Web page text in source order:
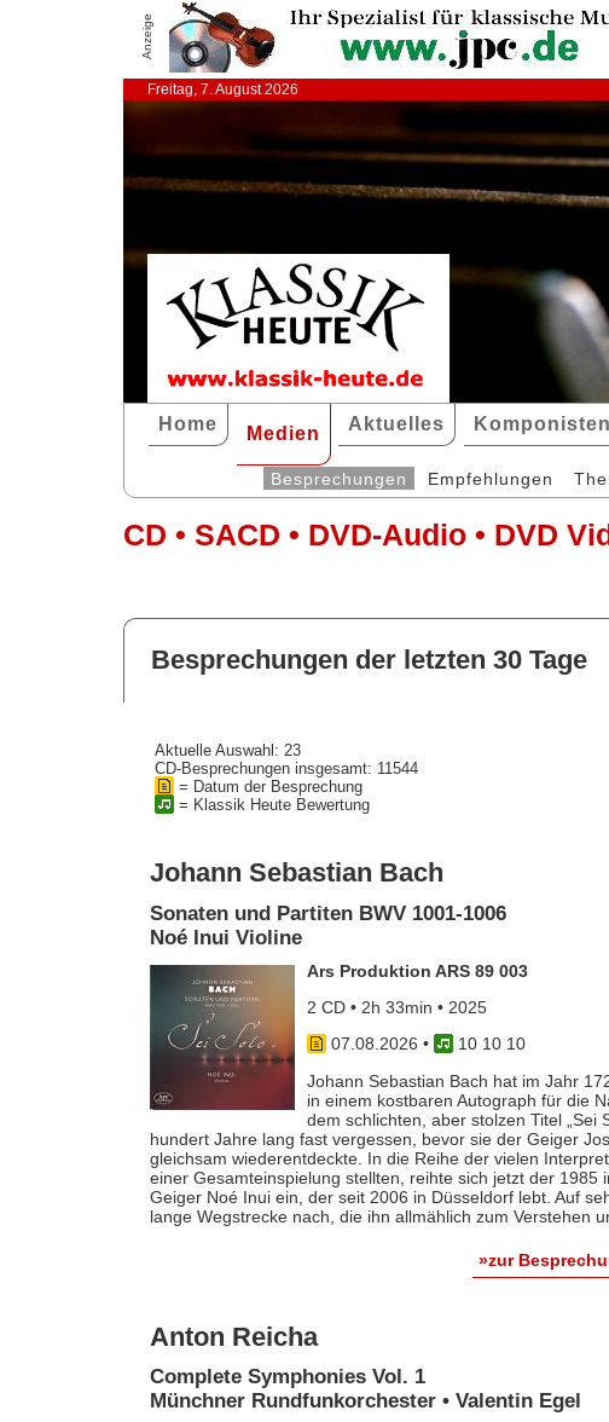
Anzeige
Freitag, 7. August 2026
Home Medien Aktuelles Komponisten
Besprechungen Empfehlungen
CD • SACD • DVD-Audio • DVD
Besprechungen der letzten 30 Tage
Aktuelle Auswahl: 23
CD-Besprechungen insgesamt: 11544
= Datum der Besprechung
= Klassik Heute Bewertung
Johann Sebastian Bach
Sonaten und Partiten BWV 1001-1006
Noé Inui Violine
Ars Produktion ARS 89 003
2 CD • 2h 33min • 2025
07.08.2026 •
10 10 10
Johann Sebastian Bach hat im Jahr
in einem kostbaren Autograph für die
dem schlichten, aber stolzen Titel „Sei
hundert Jahre lang fast vergessen, bevor sie der Geiger
gleichsam wiederentdeckte. In die Reihe der vielen
einer Gesamteinspielung stellten, reihte sich jetzt der 1985
Geiger Noé Inui ein, der seit 2006 in Düsseldorf lebt. Auf
lange Wegstrecke nach, die ihn allmählich zum Verstehen
»zur
Anton Reicha
Complete Symphonies Vol. 1
Münchner Rundfunkorchester • Valentin Egel